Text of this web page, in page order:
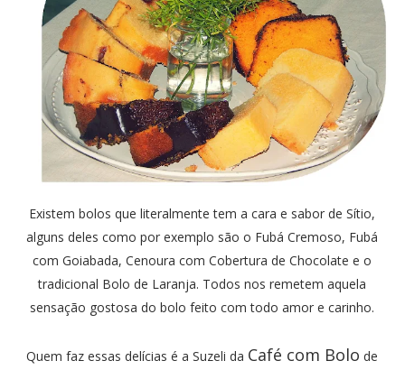
Existem bolos que literalmente tem a cara e sabor de Sítio,
alguns deles como por exemplo são o Fubá Cremoso, Fubá
com Goiabada, Cenoura com Cobertura de Chocolate e o
tradicional Bolo de Laranja. Todos nos remetem aquela
sensação gostosa do bolo feito com todo amor e carinho.
Quem faz essas delícias é a Suzeli da Café com Bolo de